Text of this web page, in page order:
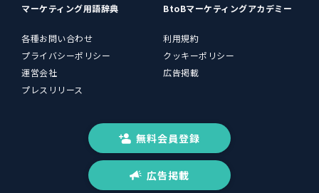
マーケティング用語辞典
BtoBマーケティングアカデミー
各種お問い合わせ
利用規約
プライバシーポリシー
クッキーポリシー
運営会社
広告掲載
プレスリリース
無料会員登録
広告掲載